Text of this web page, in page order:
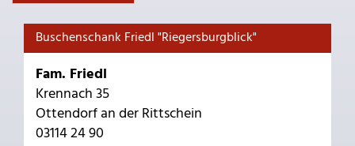
Buschenschank Friedl "Riegersburgblick"
Fam. Friedl
Krennach 35
Ottendorf an der Rittschein
03114 24 90